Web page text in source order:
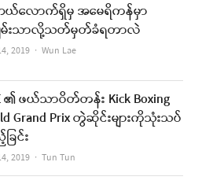
ယ်လောက်ရှိမှ အမေရိကန်မှာ
မ်းသာလို့သတ်မှတ်ခံရတာလဲ
2019 Author
Wun Lae
၏ ဖယ်သာဝိတ်တန်း Kick Boxing
Grand Prix တွဲဆိုင်းများကိုသုံးသပ်
ြင်း
2019 Author
Tun Tun